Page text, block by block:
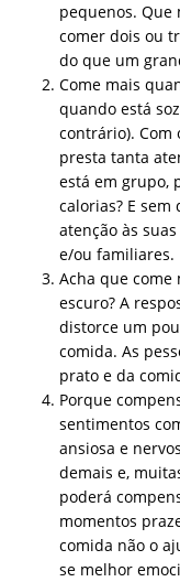
pequenos. Que
comer dois ou
do que um
Come mais
quando está
contrário). Com
presta tanta
está em grupo,
calorias? E
atenção às
e/ou familiares.
Acha que
escuro? A
distorce um
comida. As
prato e da
Porque
sentimentos
ansiosa e
demais e,
poderá
momentos
comida não o
se melhor